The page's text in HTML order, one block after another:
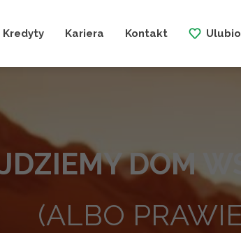
Kredyty Kariera Kontakt
DOM
(ALBO